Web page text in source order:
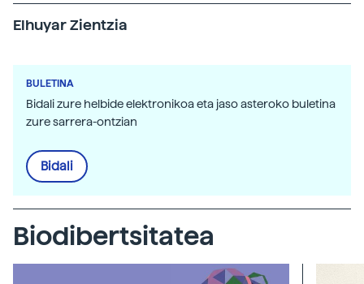
Elhuyar Zientzia
BULETINA
Bidali zure helbide elektronikoa eta jaso asteroko buletina
zure sarrera-ontzian
Bidali
Biodibertsitatea